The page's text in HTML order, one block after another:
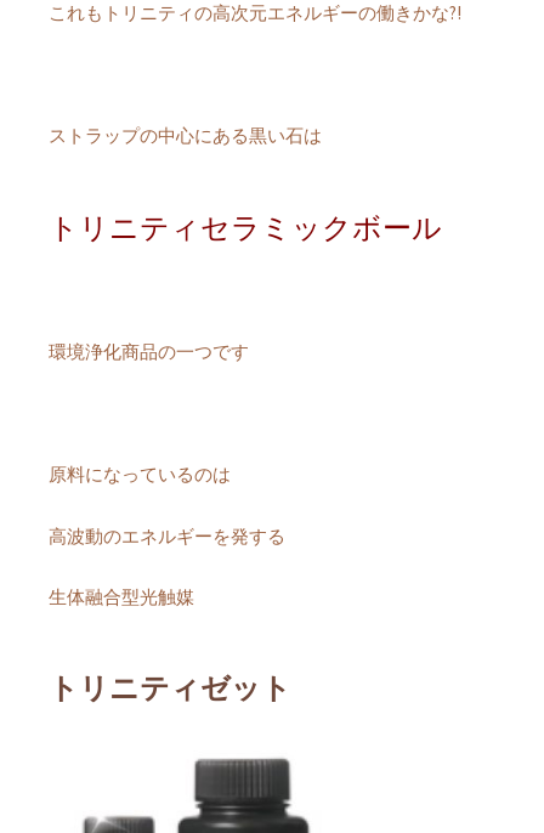
これもトリニティの高次元エネルギーの働きかな?!
ストラップの中心にある黒い石は
トリニティセラミックボール
環境浄化商品の一つです
原料になっているのは
高波動のエネルギーを発する
生体融合型光触媒
トリニティゼット